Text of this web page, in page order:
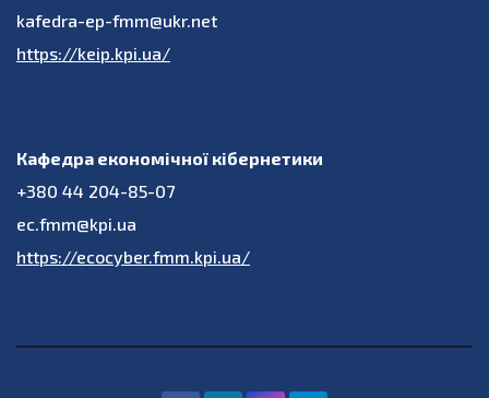
kafedra-ep-fmm@ukr.net
https://keip.kpi.ua/
Кафедра економічної кібернетики
+380 44 204-85-07
ec.fmm@kpi.ua
https://ecocyber.fmm.kpi.ua/